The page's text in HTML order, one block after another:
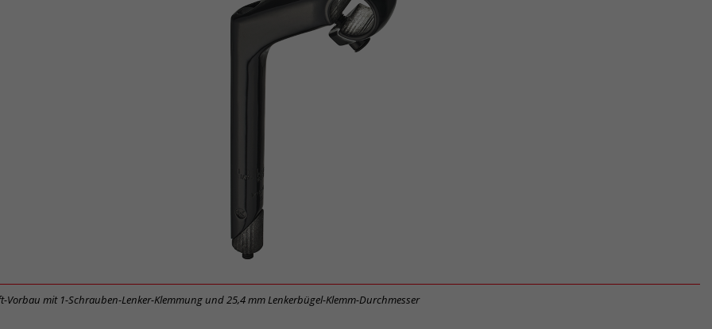
Vorbau mit 1-Schrauben-Lenker-Klemmung und 25,4 mm Lenkerbügel-Klemm-Durchmesser